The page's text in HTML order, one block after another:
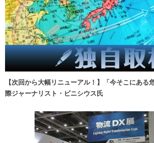
【次回から大幅リニューアル！】「今そこにあ
際ジャーナリスト・ビニシウス氏